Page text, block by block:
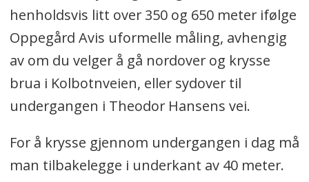
henholdsvis litt over 350 og 650 meter ifølge
Oppegård Avis uformelle måling, avhengig
av om du velger å gå nordover og krysse
brua i Kolbotnveien, eller sydover til
undergangen i Theodor Hansens vei.
For å krysse gjennom undergangen i dag må
man tilbakelegge i underkant av 40 meter.